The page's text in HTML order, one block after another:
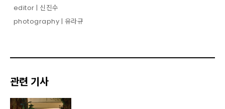
editor | 신진수
photography | 유라규
관련 기사